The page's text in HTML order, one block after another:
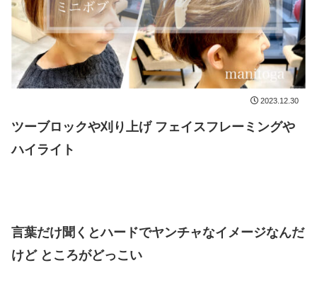
2023.12.30
ツーブロックや刈り上げ フェイスフレーミングや
ハイライト
言葉だけ聞くとハードでヤンチャなイメージなんだ
けど ところがどっこい